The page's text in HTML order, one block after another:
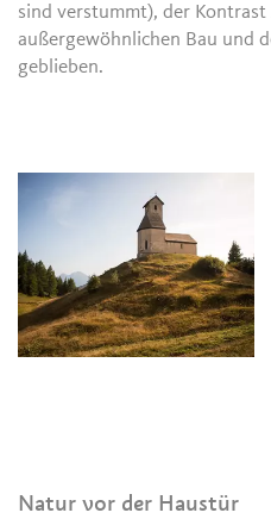
sind verstummt), der Kontrast
außergewöhnlichen Bau und
geblieben.
Natur vor der Haustür